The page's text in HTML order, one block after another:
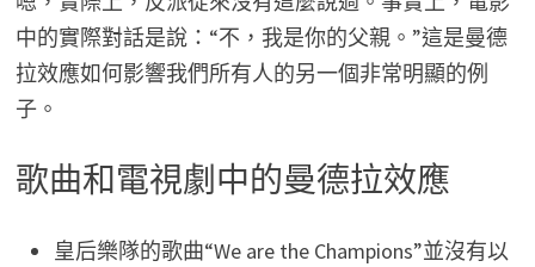
中的實際對話是說：“不，我是你的父親。”這是曼德
拉效應如何影響我們所有人的另一個非常明顯的例
子。
歌曲和電視劇中的曼德拉效應
皇后樂隊的歌曲“We are the Champions”並沒有以